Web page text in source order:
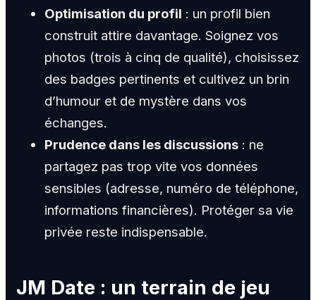
Optimisation du profil : un profil bien
construit attire davantage. Soignez vos
photos (trois à cinq de qualité), choisissez
des badges pertinents et cultivez un brin
d’humour et de mystère dans vos
échanges.
Prudence dans les discussions : ne
partagez pas trop vite vos données
sensibles (adresse, numéro de téléphone,
informations financières). Protéger sa vie
privée reste indispensable.
JM Date : un terrain de jeu